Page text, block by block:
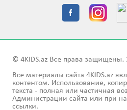
© 4KIDS.az Все права защищены.
Все материалы сайта 4KIDS.az
контентом. Использование,
текста - полная или частичная
Администрации сайта или при
ссылки.